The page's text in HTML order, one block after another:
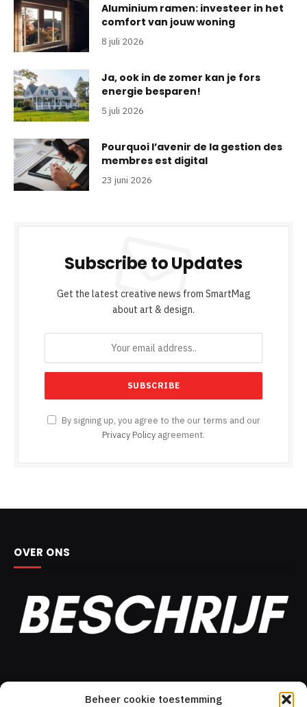
Beheer cookie toestemming
Aluminium ramen: investeer in het
comfort van jouw woning
8 juli 2026
Ja, ook in de zomer kan je fors
energie besparen!
5 juli 2026
Pourquoi l’avenir de la gestion des
membres est digital
23 juni 2026
Subscribe to Updates
Get the latest creative news from SmartMag
about art & design.
By signing up, you agree to the our terms and our
Privacy Policy agreement.
OVER ONS
DIT MOÉT JE GELEZEN HEBBEN!